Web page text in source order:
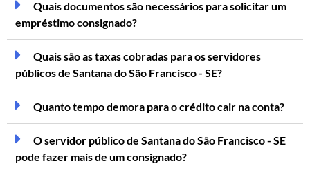
Quais documentos são necessários para solicitar um
empréstimo consignado?
Quais são as taxas cobradas para os servidores
públicos de Santana do São Francisco - SE?
Quanto tempo demora para o crédito cair na conta?
O servidor público de Santana do São Francisco - SE
pode fazer mais de um consignado?